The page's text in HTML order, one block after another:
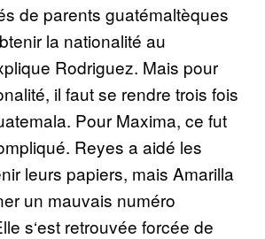
s de parents guatémaltèques
la nationalité au
Rodriguez. Mais pour
é, il faut se rendre trois fois
Pour Maxima, ce fut
é. Reyes a aidé les
leurs papiers, mais Amarilla
un mauvais numéro
s‘est retrouvée forcée de